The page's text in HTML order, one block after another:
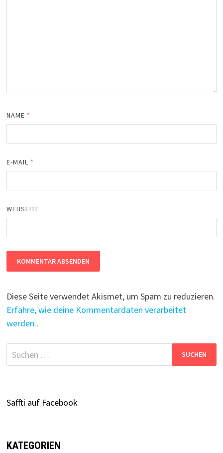
NAME *
E-MAIL *
WEBSEITE
Diese Seite verwendet Akismet, um Spam zu reduzieren.
Erfahre, wie deine Kommentardaten verarbeitet
werden..
Suchen
nach:
Saffti auf Facebook
KATEGORIEN